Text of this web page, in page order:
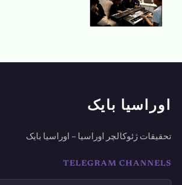
اوراسیا بایک
تحقیقات ژئوکالچر اوراسیا – اوراسیا بایک
TELEGRAM CHANNELS